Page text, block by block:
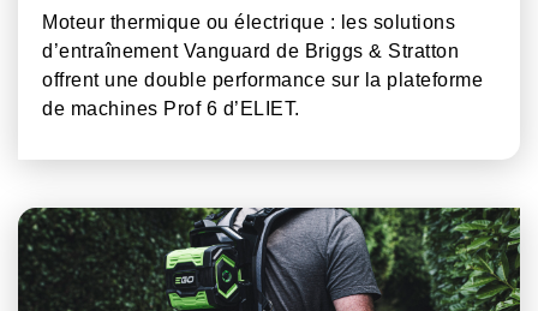
Moteur thermique ou électrique : les solutions
d’entraînement Vanguard de Briggs & Stratton
offrent une double performance sur la plateforme
de machines Prof 6 d’ELIET.